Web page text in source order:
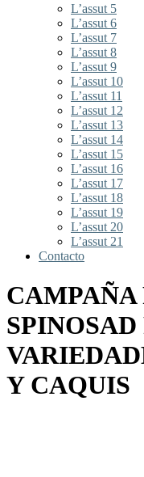
L’assut 5
L’assut 6
L’assut 7
L’assut 8
L’assut 9
L’assut 10
L’assut 11
L’assut 12
L’assut 13
L’assut 14
L’assut 15
L’assut 16
L’assut 17
L’assut 18
L’assut 19
L’assut 20
L’assut 21
Contacto
CAMPAÑA
SPINOSAD
Y CAQUIS